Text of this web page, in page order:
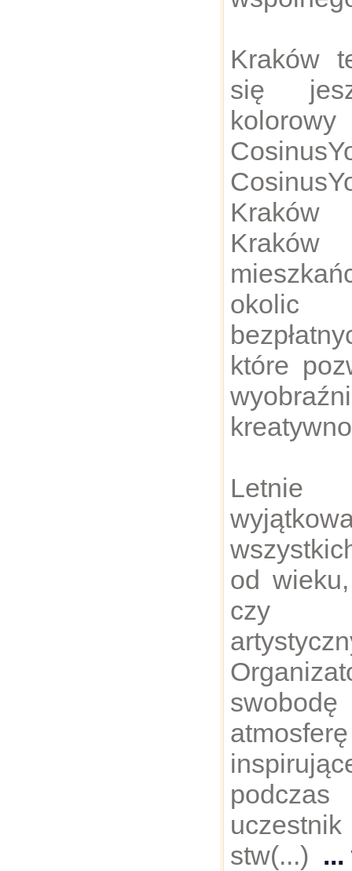
Kraków
się
Kraków
które
Letnie
od
czy
stw(...)